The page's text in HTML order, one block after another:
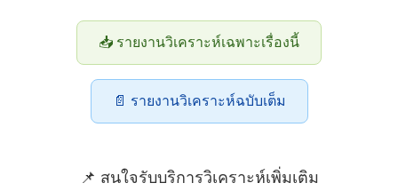
📥 รายงานวิเคราะห์เฉพาะเรื่องนี้
📄 รายงานวิเคราะห์ฉบับเต็ม
📌 สนใจรับบริการวิเคราะห์เพิ่มเติม